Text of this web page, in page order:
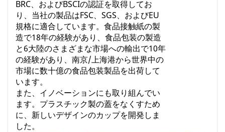
BRC、およびBSCIの認証を取得してお
り、当社の製品はFSC、SGS、およびEU
規格に適合しています。食品接触紙の製
造で18年の経験があり、食品包装の製造
と6大陸のさまざまな市場への輸出で10年
の経験があり、南京/上海港から世界中の
市場に数十億の食品包装製品を出荷して
います。
また、イノベーションにも取り組んでい
ます。プラスチック製の蓋をなくすため
に、新しいデザインのカップを開発しま
した。